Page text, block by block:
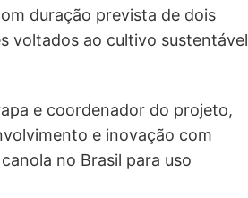
duração prevista de dois
voltados ao cultivo sustentável
e coordenador do projeto,
e inovação com
no Brasil para uso